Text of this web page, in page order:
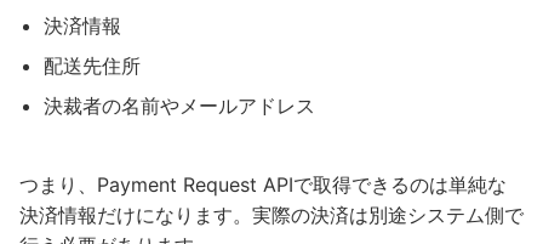
決済情報
配送先住所
決裁者の名前やメールアドレス
つまり、Payment Request APIで取得できるのは単純な
決済情報だけになります。実際の決済は別途システム側で